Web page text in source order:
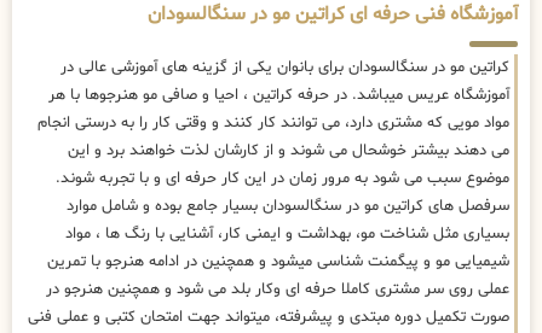
آموزشگاه فنی حرفه ای کراتین مو در سنگالسودان
کراتین مو در سنگالسودان برای بانوان یکی از گزینه های آموزشی عالی در
آموزشگاه عریس میباشد. در حرفه کراتین ، احیا و صافی مو هنرجوها با هر
مواد مویی که مشتری دارد، می توانند کار کنند و وقتی کار را به درستی انجام
می دهند بیشتر خوشحال می شوند و از کارشان لذت خواهند برد و این
موضوع سبب می شود به مرور زمان در این کار حرفه ای و با تجربه شوند.
سرفصل های کراتین مو در سنگالسودان بسیار جامع بوده و شامل موارد
بسیاری مثل شناخت مو، بهداشت و ایمنی کار، آشنایی با رنگ ها ، مواد
شیمیایی مو و پیگمنت شناسی میشود و همچنین در ادامه هنرجو با تمرین
عملی روی سر مشتری کاملا حرفه ای وکار بلد می شود و همچنین هنرجو در
صورت تکمیل دوره مبتدی و پیشرفته، میتواند جهت امتحان کتبی و عملی فنی